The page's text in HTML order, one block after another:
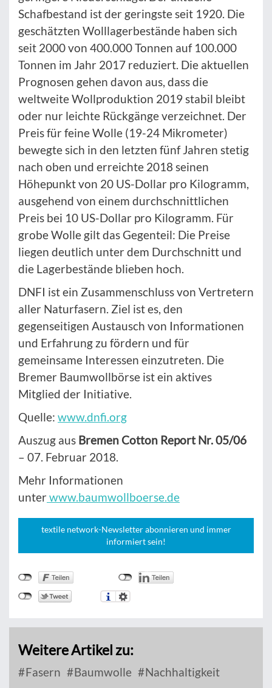
Schafbestand ist der geringste seit 1920. Die
geschätzten Wolllagerbestände haben sich
seit 2000 von 400.000 Tonnen auf 100.000
Tonnen im Jahr 2017 reduziert. Die aktuellen
Prog­nosen gehen davon aus, dass die
weltweite Wollproduktion 2019 stabil bleibt
oder nur leichte Rückgänge verzeichnet. Der
Preis für feine Wolle (19-24 Mikrometer)
bewegte sich in den letzten fünf Jahren stetig
nach oben und erreichte 2018 seinen
Höhepunkt von 20 US-Dollar pro Kilogramm,
ausgehend von einem durchschnittlichen
Preis bei 10 US-Dollar pro Kilogramm. Für
grobe Wolle gilt das Gegenteil: Die Preise
liegen deutlich unter dem Durchschnitt und
die Lagerbestände blieben hoch.
DNFI ist ein Zusammenschluss von Vertretern
aller Naturfasern. Ziel ist es, den
gegenseitigen Austausch von Informationen
und Erfahrung zu fördern und für
gemeinsame Interessen einzutreten. Die
Bremer Baumwollbörse ist ein aktives
Mitglied der Initiative.
Quelle: www.dnfi.org
Auszug aus Bremen Cotton Report Nr. 05/06
– 07. Februar 2018.
Mehr Informationen
unterwww.baumwollboerse.de
textile network-Newsletter abonnieren und immer
informiert sein!
Weitere Artikel zu:
Fasern Baumwolle Nachhaltigkeit